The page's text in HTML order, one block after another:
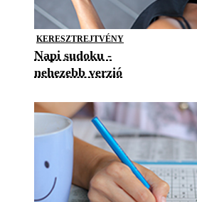
KERESZTREJTVÉNY
Napi sudoku -
nehezebb verzió